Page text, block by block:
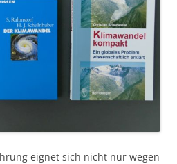
eignet sich nicht nur wegen